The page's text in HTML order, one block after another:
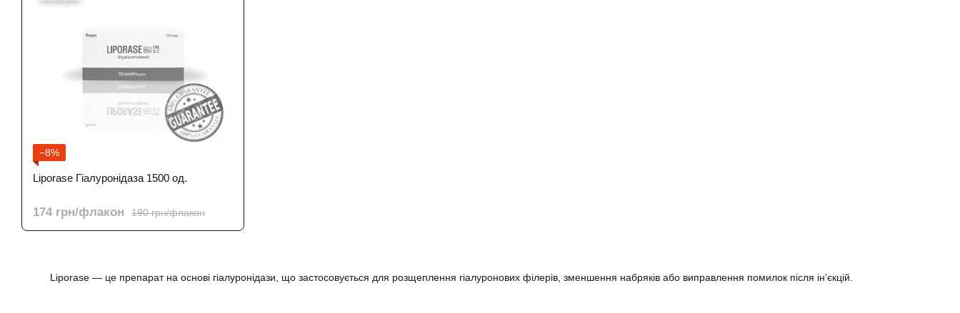
Liporase — це препарат на основі гіалуронідази, що застосовується для розщеплення гіалуронових філерів, зменшення набряків або виправлення помилок після інʼєкцій.
−8%
Liporase Гіалуронідаза 1500 од.
190 грн/флакон
174 грн/флакон